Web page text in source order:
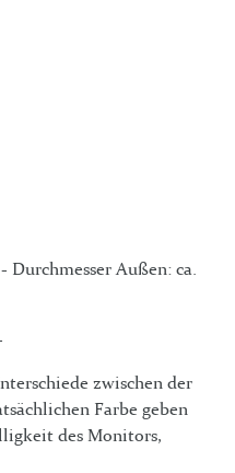
Durchmesser Außen: ca.
zwischen der
Farbe geben
des Monitors,